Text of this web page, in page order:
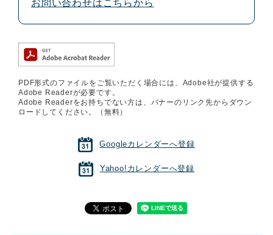
お問い合わせはこちらから
PDF形式のファイルをご覧いただく場合には、Adobe社が提供する
Adobe Readerが必要です。
Adobe Readerをお持ちでない方は、バナーのリンク先からダウン
ロードしてください。（無料）
Googleカレンダーへ登録
Yahoo!カレンダーへ登録